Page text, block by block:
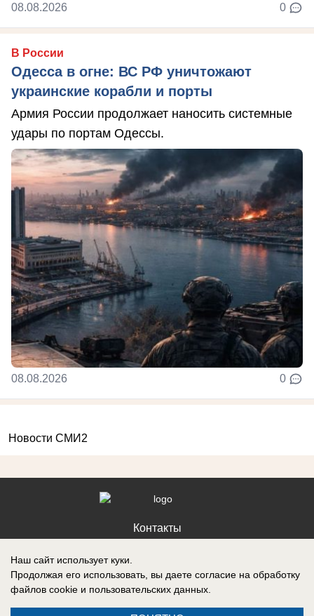
08.08.2026 0
В России
Одесса в огне: ВС РФ уничтожают
украинские корабли и порты
Армия России продолжает наносить системные
удары по портам Одессы.
08.08.2026 0
Новости СМИ2
Контакты
Наш сайт использует куки.
Продолжая его использовать, вы даете согласие на обработку
файлов cookie и пользовательских данных.